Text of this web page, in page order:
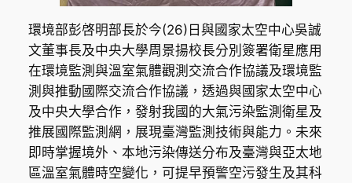
環境部彭啓明部長於今(26)日與國家太空中心吳誠
文董事長及中央大學周景揚校長分別簽署衛星應用
在環境監測與溫室氣體觀測交流合作協議及環境監
測與推動國際交流合作協議，透過與國家太空中心
及中央大學合作，發射我國的大氣污染監測衛星及
推展國際監測網，展現臺灣監測技術與能力。未來
即時掌握境外、本地污染傳送分布及臺灣與亞太地
區溫室氣體時空變化，可提早預警空污發生及其科